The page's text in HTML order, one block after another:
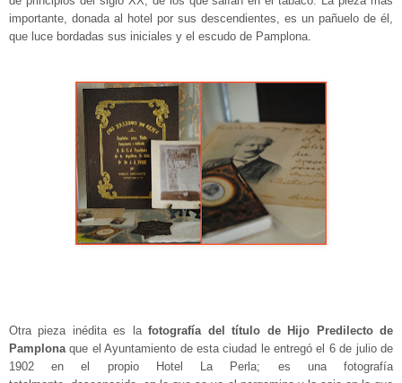
importante, donada al hotel por sus descendientes, es un pañuelo de él,
que luce bordadas sus iniciales y el escudo de Pamplona.
Otra pieza inédita es lafotografía del título de Hijo Predilecto de
Pamplonaque el Ayuntamiento de esta ciudad le entregó el 6 de julio de
1902 en el propio Hotel La Perla; es una fotografía